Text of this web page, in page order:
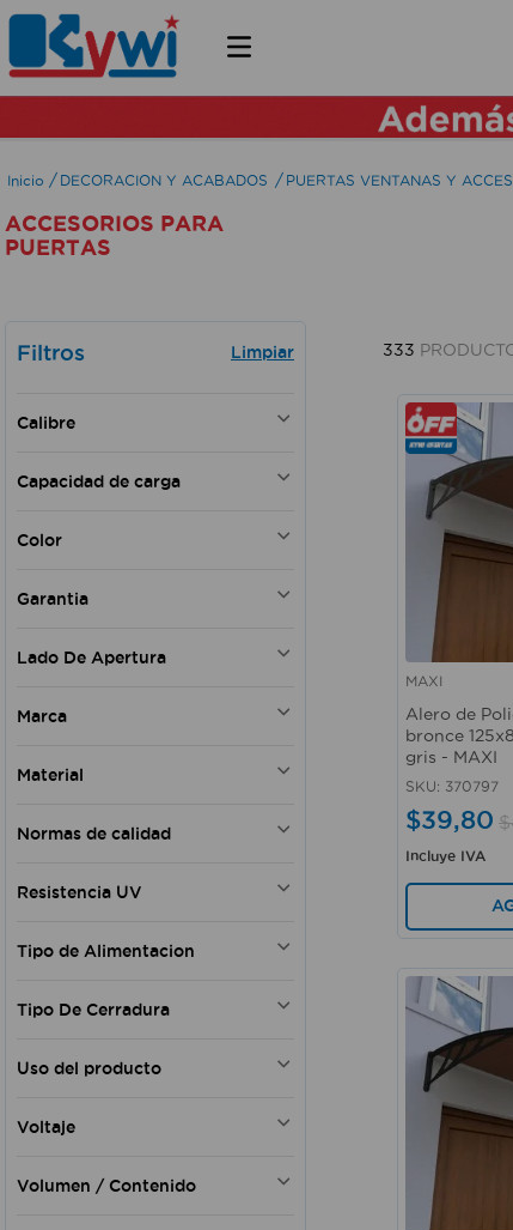
DECORACION Y ACABADOS PUERTAS VENTANAS Y
ACCESORIOS PARA
PUERTAS
Filtros
Calibre
Capacidad de carga
Color
Negro
Beige
Plateado
Garantia
Lado De Apertura
Izquierda - Derecha
Marca
PROSOURCE
THERMWELL PRODUCTS
MD
Material
Acero
Zinc
Latón
Normas de calidad
Resistencia UV
Tipo de Alimentacion
Baterías
Tipo De Cerradura
Uso del producto
Doméstico - Comercial
Profesional - Doméstico
Voltaje
125 - 220 V
Volumen / Contenido
333
Vista rápida
MAXI
Alero de
bronce
gris - MAXI
SKU: 370797
$39,80 $
Incluye IVA